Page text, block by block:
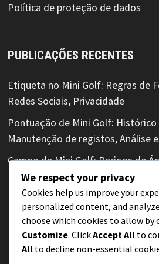
Política de proteção de dados
PUBLICAÇÕES RECENTES
Etiqueta no Mini Golf: Regras de
Redes Sociais, Privacidade
Pontuação de Mini Golf:
Manutenção de registos, Análise
Campo de Mini Golf: Perigos de
Elevação, Marcadores de Limite
Pontuação de Mini Golf: Conduta
Disputas de pontuação, Papéis
Pontuação de Mini Golf:
Mecanismos de feedback,
We respect your privacy
Cookies help us improve your
personalized content, and
choose which cookies to allow by
Customize. ClickAccept All to
All to decline non-essential